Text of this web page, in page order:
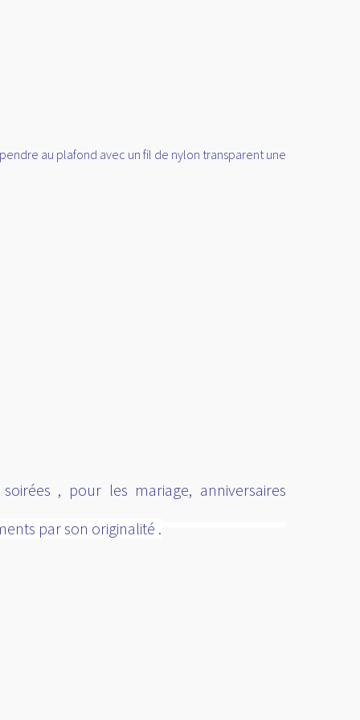
au plafond avec un fil de nylon transparent une
, pour les mariage, anniversaires
par son originalité .